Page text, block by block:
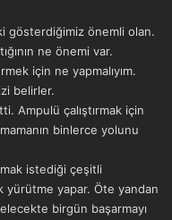
gösterdiğimiz önemli olan.
ne önemi var.
için ne yapmalıyım.
belirler.
Ampulü çalıştırmak için
binlerce yolunu
istediği çeşitli
yürütme yapar. Öte yandan
birgün başarmayı